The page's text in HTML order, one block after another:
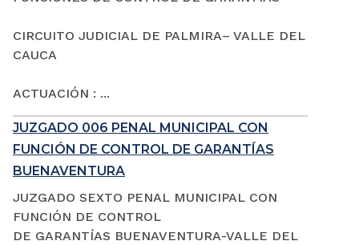
CIRCUITO JUDICIAL DE PALMIRA– VALLE DEL
CAUCA
ACTUACIÓN : ...
JUZGADO 006 PENAL MUNICIPAL CON
FUNCIÓN DE CONTROL DE GARANTÍAS
BUENAVENTURA
JUZGADO SEXTO PENAL MUNICIPAL CON
FUNCIÓN DE CONTROL
DE GARANTÍAS BUENAVENTURA-VALLE DEL